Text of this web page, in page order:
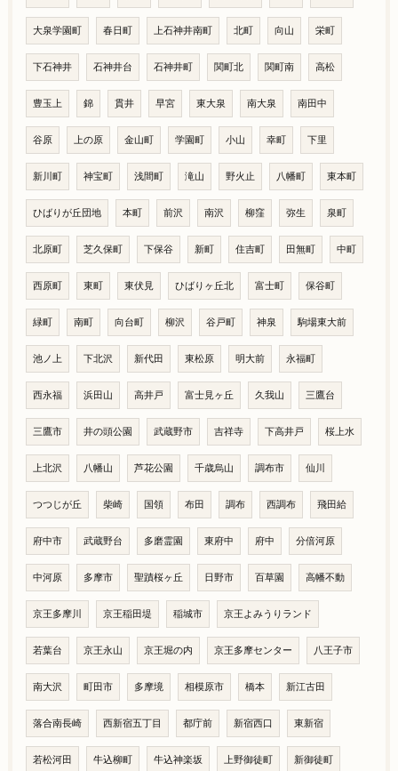
大泉学園町 春日町 上石神井南町 北町 向山 栄町
下石神井 石神井台 石神井町 関町北 関町南 高松
豊玉上 錦 貫井 早宮 東大泉 南大泉 南田中
谷原 上の原 金山町 学園町 小山 幸町 下里
新川町 神宝町 浅間町 滝山 野火止 八幡町 東本町
ひばりが丘団地 本町 前沢 南沢 柳窪 弥生 泉町
北原町 芝久保町 下保谷 新町 住吉町 田無町 中町
西原町 東町 東伏見 ひばりヶ丘北 富士町 保谷町
緑町 南町 向台町 柳沢 谷戸町 神泉 駒場東大前
池ノ上 下北沢 新代田 東松原 明大前 永福町
西永福 浜田山 高井戸 富士見ヶ丘 久我山 三鷹台
三鷹市 井の頭公園 武蔵野市 吉祥寺 下高井戸 桜上水
上北沢 八幡山 芦花公園 千歳烏山 調布市 仙川
つつじが丘 柴崎 国領 布田 調布 西調布 飛田給
府中市 武蔵野台 多磨霊園 東府中 府中 分倍河原
中河原 多摩市 聖蹟桜ヶ丘 日野市 百草園 高幡不動
京王多摩川 京王稲田堤 稲城市 京王よみうりランド
若葉台 京王永山 京王堀の内 京王多摩センター 八王子市
南大沢 町田市 多摩境 相模原市 橋本 新江古田
落合南長崎 西新宿五丁目 都庁前 新宿西口 東新宿
若松河田 牛込柳町 牛込神楽坂 上野御徒町 新御徒町